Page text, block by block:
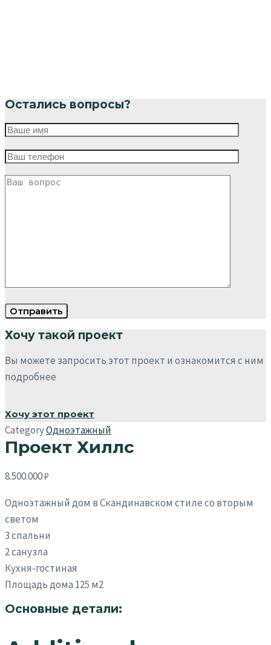
Остались вопросы?
Хочу такой проект
Вы можете запросить этот проект и ознакомится с ним
подробнее
Хочу этот проект
CategoryОдноэтажный
Проект Хиллс
8.500.000₽
Одноэтажный дом в Скандинавском стиле со вторым
светом
3 спальни
2 санузла
Кухня-гостиная
Площадь дома 125 м2
Основные детали: